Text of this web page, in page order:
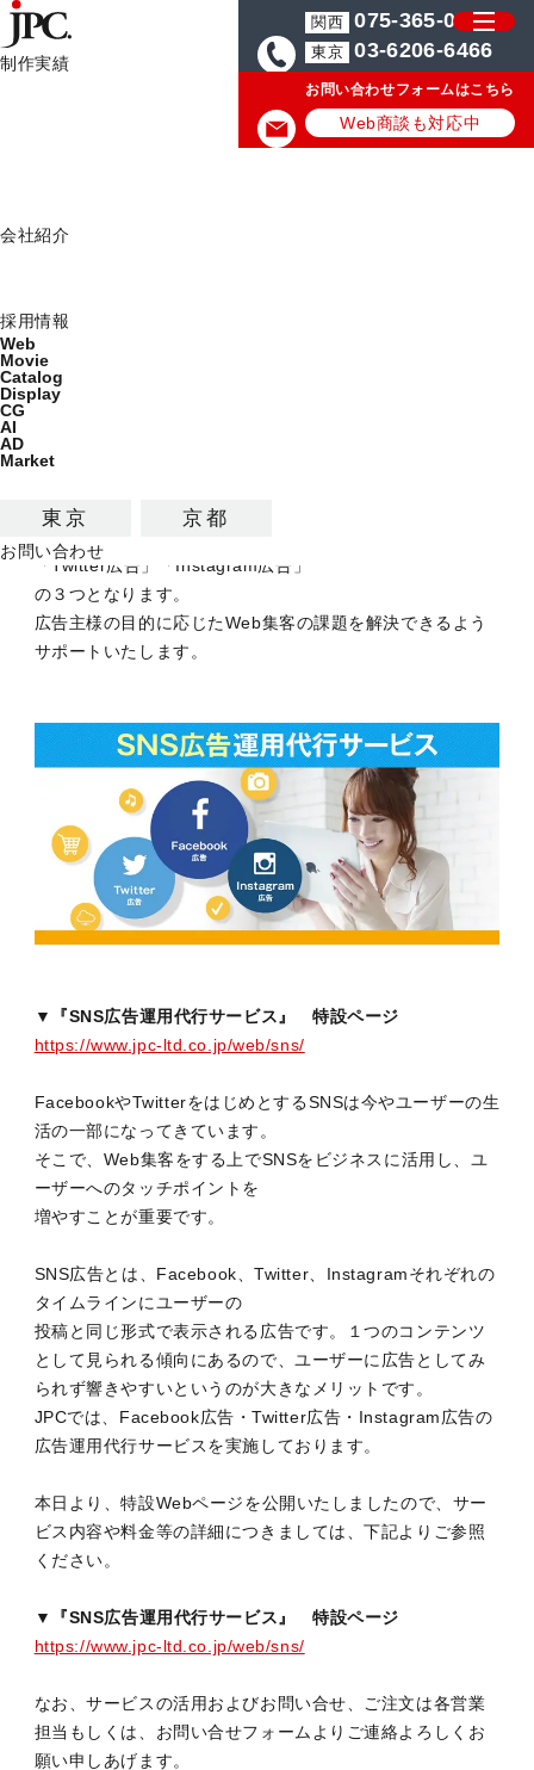
制作実績
会社紹介
採用情報
Web
Movie
Catalog
Display
CG
AI
AD
Market
東京 京都
お問い合わせ
関西 075-365-0571
東京 03-6206-6466
お問い合わせフォームはこちら
Web商談も対応中
ネット広告は次のステージへ！「SNS
広告運用代行サービス」スタート
開始いたしましたことをご案内申し上げます。
「Twitter広告」「Instagram広告」
の３つとなります。
広告主様の目的に応じたWeb集客の課題を解決できるよう
サポートいたします。
▼『SNS広告運用代行サービス』 特設ページ
https://www.jpc-ltd.co.jp/web/sns/
FacebookやTwitterをはじめとするSNSは今やユーザーの生
活の一部になってきています。
そこで、Web集客をする上でSNSをビジネスに活用し、ユ
ーザーへのタッチポイントを
増やすことが重要です。
SNS広告とは、Facebook、Twitter、Instagramそれぞれの
タイムラインにユーザーの
投稿と同じ形式で表示される広告です。１つのコンテンツ
として見られる傾向にあるので、ユーザーに広告としてみ
られず響きやすいというのが大きなメリットです。
JPCでは、Facebook広告・Twitter広告・Instagram広告の
広告運用代行サービスを実施しております。
本日より、特設Webページを公開いたしましたので、サー
ビス内容や料金等の詳細につきましては、下記よりご参照
ください。
▼『SNS広告運用代行サービス』 特設ページ
https://www.jpc-ltd.co.jp/web/sns/
なお、サービスの活用およびお問い合せ、ご注文は各営業
担当もしくは、お問い合せフォームよりご連絡よろしくお
願い申しあげます。